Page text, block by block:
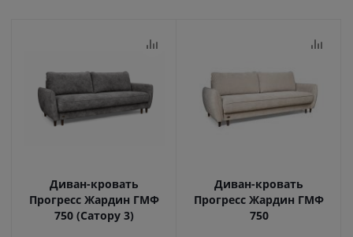
Диван-кровать
Прогресс Жардин ГМФ
750 (Сатору 3)
Диван-кровать
Прогресс Жардин ГМФ
750